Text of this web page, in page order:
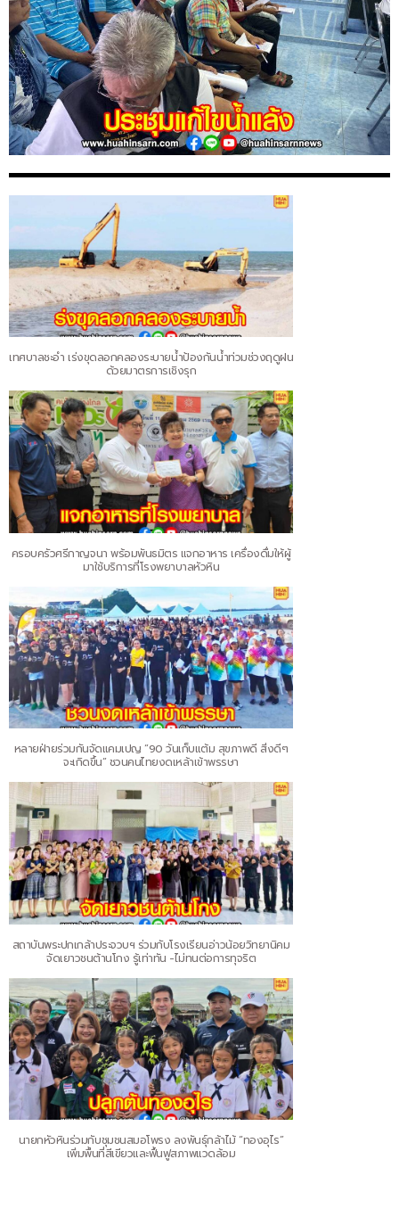
เทศบาลชะอำ เร่งขุดลอกคลองระบายน้ำป้องกันน้ำท่วมช่วงฤดูฝน
ด้วยมาตรการเชิงรุก
ครอบครัวศรีกาญจนา พร้อมพันธมิตร แจกอาหาร เครื่องดื่มให้ผู้
มาใช้บริการที่โรงพยาบาลหัวหิน
หลายฝ่ายร่วมกันจัดแคมเปญ “90 วันเก็บแต้ม สุขภาพดี สิ่งดีๆ
จะเกิดขึ้น” ชวนคนไทยงดเหล้าเข้าพรรษา
สถาบันพระปกเกล้าประจวบฯ ร่วมกับโรงเรียนอ่าวน้อยวิทยานิคม
จัดเยาวชนต้านโกง รู้เท่าทัน -ไม่ทนต่อการทุจริต
นายกหัวหินร่วมกับชุมชนสมอโพรง ลงพันธุ์กล้าไม้ “ทองอุไร”
เพิ่มพื้นที่สีเขียวและฟื้นฟูสภาพแวดล้อม